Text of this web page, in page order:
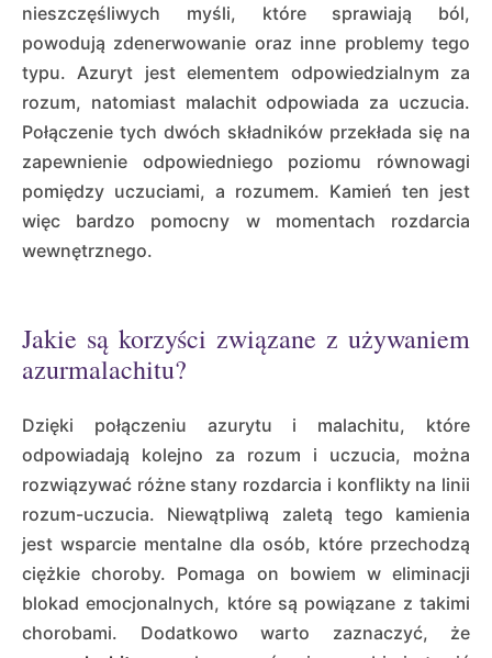
nieszczęśliwych myśli, które sprawiają ból,
powodują zdenerwowanie oraz inne problemy tego
typu. Azuryt jest elementem odpowiedzialnym za
rozum, natomiast malachit odpowiada za uczucia.
Połączenie tych dwóch składników przekłada się na
zapewnienie odpowiedniego poziomu równowagi
pomiędzy uczuciami, a rozumem. Kamień ten jest
więc bardzo pomocny w momentach rozdarcia
wewnętrznego.
Jakie są korzyści związane z używaniem
azurmalachitu?
Dzięki połączeniu azurytu i malachitu, które
odpowiadają kolejno za rozum i uczucia, można
rozwiązywać różne stany rozdarcia i konflikty na linii
rozum-uczucia. Niewątpliwą zaletą tego kamienia
jest wsparcie mentalne dla osób, które przechodzą
ciężkie choroby. Pomaga on bowiem w eliminacji
blokad emocjonalnych, które są powiązane z takimi
chorobami. Dodatkowo warto zaznaczyć, że